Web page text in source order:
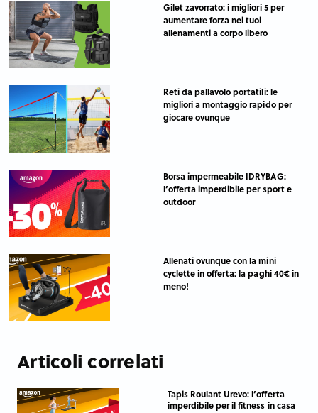
Gilet zavorrato: i migliori 5 per
aumentare forza nei tuoi
allenamenti a corpo libero
Reti da pallavolo portatili: le
migliori a montaggio rapido per
giocare ovunque
Borsa impermeabile IDRYBAG:
l’offerta imperdibile per sport e
outdoor
Allenati ovunque con la mini
cyclette in offerta: la paghi 40€ in
meno!
Articoli correlati
Tapis Roulant Urevo: l’offerta
imperdibile per il fitness in casa